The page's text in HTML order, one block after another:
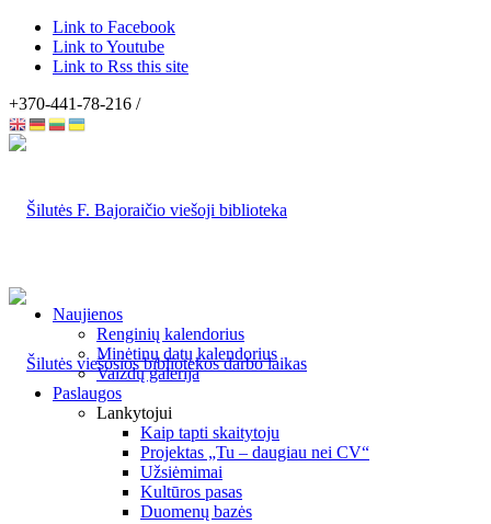
Link to Facebook
Link to Youtube
Link to Rss this site
+370-441-78-216 /
Naujienos
Renginių kalendorius
Minėtinų datų kalendorius
Vaizdų galerija
Paslaugos
Lankytojui
Kaip tapti skaitytoju
Projektas „Tu – daugiau nei CV“
Užsiėmimai
Kultūros pasas
Duomenų bazės